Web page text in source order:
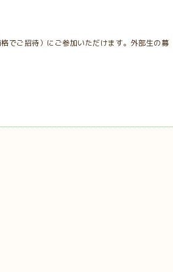
でご招待）にご参加いただけます。外部生の募